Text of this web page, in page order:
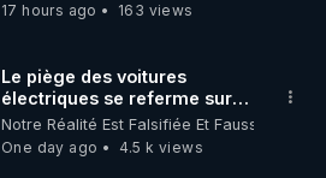
17 hours ago
163 views
Le piège des voitures
électriques se referme sur
les usagers !
Notre Réalité Est Falsifiée Et Fausse
One day ago
4.5 k views